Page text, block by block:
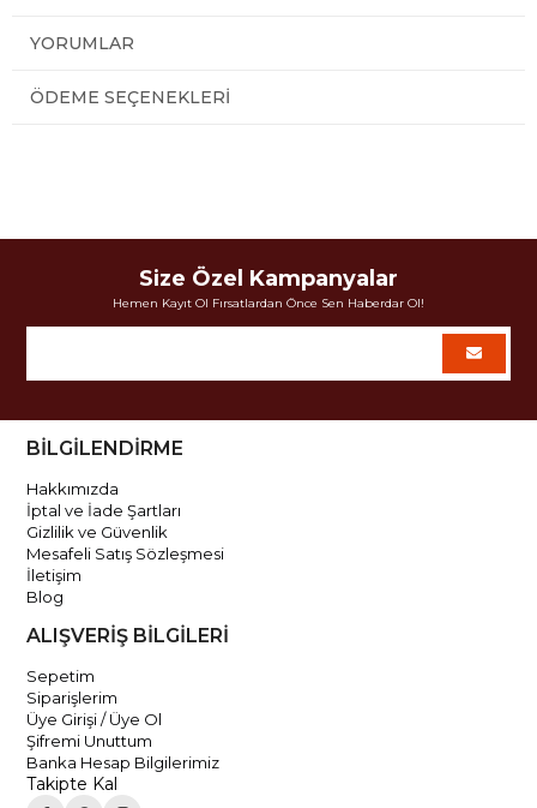
YORUMLAR
ÖDEME SEÇENEKLERI
Size Özel Kampanyalar
Hemen Kayıt Ol Fırsatlardan Önce Sen Haberdar Ol!
BİLGİLENDİRME
Hakkımızda
İptal ve İade Şartları
Gizlilik ve Güvenlik
Mesafeli Satış Sözleşmesi
İletişim
Blog
ALIŞVERİŞ BİLGİLERİ
Sepetim
Siparişlerim
Üye Girişi / Üye Ol
Şifremi Unuttum
Banka Hesap Bilgilerimiz
Takipte Kal